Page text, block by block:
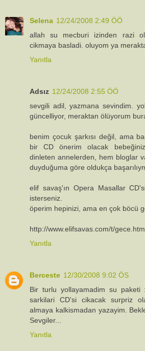
Selena 12/24/2008 2:49 ÖÖ
allah su mecburi izinden razi
cikmaya basladi. oluyom ya
Yanıtla
Adsız 12/24/2008 2:55 ÖÖ
sevgili adil, yazmana sevindim.
güncelliyor, meraktan ölüyorum
benim çocuk şarkısı değil, ama
bir CD önerim olacak
dinleten annelerden, hem bloglar
duyduğuma göre oldukça
elif savaş'ın Opera Masallar
isterseniz.
öperim hepinizi, ama en çok böcü
http://www.elifsavas.com/t/gece.htm
Yanıtla
Berceste 12/30/2008 9:02 ÖS
Bir turlu yollayamadim su
sarkilari CD'si cikacak surpriz
almaya kalkismadan yazayim.
Sevgiler...
Yanıtla